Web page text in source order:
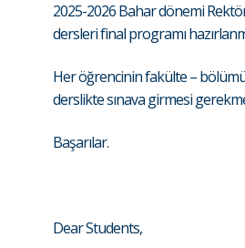
2025-2026 Bahar dönemi
dersleri final programı
Her öğrencinin fakülte –
derslikte sınava girmesi
Başarılar.
Dear Students,